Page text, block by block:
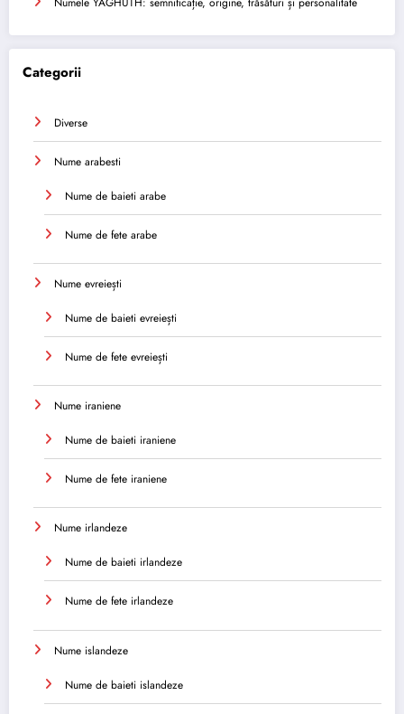
Categorii
Diverse
Nume arabesti
Nume de baieti arabe
Nume de fete arabe
Nume evreiești
Nume de baieti evreiești
Nume de fete evreiești
Nume iraniene
Nume de baieti iraniene
Nume de fete iraniene
Nume irlandeze
Nume de baieti irlandeze
Nume de fete irlandeze
Nume islandeze
Nume de baieti islandeze